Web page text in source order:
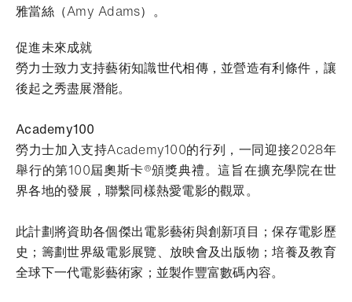
雅當絲（Amy Adams）。
促進未來成就
勞力士致力支持藝術知識世代相傳，並營造有利條件，讓
後起之秀盡展潛能。
Academy100
勞力士加入支持Academy100的行列，一同迎接2028年
舉行的第100屆奧斯卡®頒獎典禮。這旨在擴充學院在世
界各地的發展，聯繫同樣熱愛電影的觀眾。
此計劃將資助各個傑出電影藝術與創新項目；保存電影歷
史；籌劃世界級電影展覽、放映會及出版物；培養及教育
全球下一代電影藝術家；並製作豐富數碼內容。